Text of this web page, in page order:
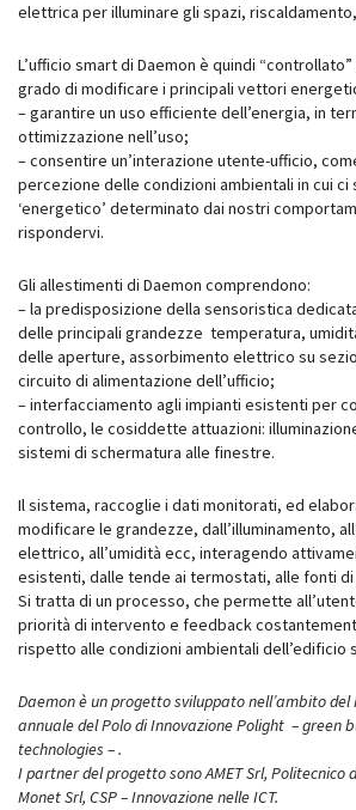
elettrica per illuminare gli spazi,
L’ufficio smart di Daemon è quindi
grado di modificare i principali vettori
– garantire un uso efficiente dell’energia, in
ottimizzazione nell’uso;
– consentire un’interazione utente-ufficio,
percezione delle condizioni ambientali in cui ci
‘energetico’ determinato dai nostri
rispondervi.
Gli allestimenti di Daemon comprendono:
– la predisposizione della sensoristica
delle principali grandezze temperatura,
delle aperture, assorbimento elettrico su
circuito di alimentazione dell’ufficio;
– interfacciamento agli impianti esistenti per
controllo, le cosiddette attuazioni:
sistemi di schermatura alle finestre.
Il sistema, raccoglie i dati monitorati, ed
modificare le grandezze, dall’illuminamento,
elettrico, all’umidità ecc, interagendo
esistenti, dalle tende ai termostati, alle fonti di
Si tratta di un processo, che permette
priorità di intervento e feedback
rispetto alle condizioni ambientali dell’edificio
Daemon è un progetto sviluppato nell’ambito
annuale del Polo di Innovazione Polight – green
technologies – .
I partner del progetto sono AMET Srl, Politecnico
Monet Srl, CSP – Innovazione nelle ICT.